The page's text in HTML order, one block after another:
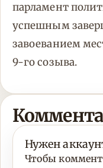
парламент
успешным
завоеванием
9-го созыва.
Нужен
Чтобы